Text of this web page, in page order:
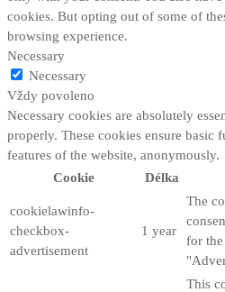
cookies. But opting out of some of
browsing experience.
Necessary
Necessary
Vždy povoleno
Necessary cookies are absolutely
properly. These cookies ensure basic
features of the website, anonymously.
Cookie
Délka
cookielawinfo-
checkbox-
advertisement
1 year
The
for
This